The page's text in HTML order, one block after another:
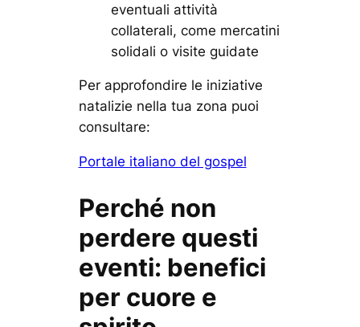
eventuali attività
collaterali, come mercatini
solidali o visite guidate
Per approfondire le iniziative
natalizie nella tua zona puoi
consultare:
Portale italiano del gospel
Perché non
perdere questi
eventi: benefici
per cuore e